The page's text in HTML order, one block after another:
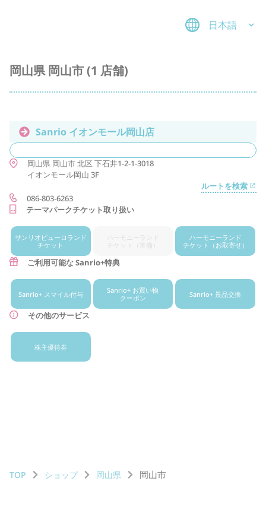
日本語
岡山県 岡山市 (1 店舗)
Sanrio イオンモール岡山店
岡山県 岡山市北区 下石井1-2-1-3018
イオンモール岡山 3F
ルートを検索
086-803-6263
テーマパークチケット取り扱い
サンリオ ピューロランド
チケット
ランド
（常備）
ハーモニーランド
チケット
（お取寄せ）
ご利用可能な Sanrio+特典
Sanrio+ スマイル付与
Sanrio+ お買い物
クーポン
Sanrio+ 景品交換
その他のサービス
株主優待券
TOP ショップ 岡山県 岡山市